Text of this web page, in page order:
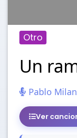
Otro
Un
Pablo
Ver